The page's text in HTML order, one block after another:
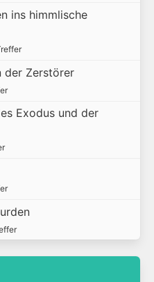
ins himmlische
der Zerstörer
Exodus und der